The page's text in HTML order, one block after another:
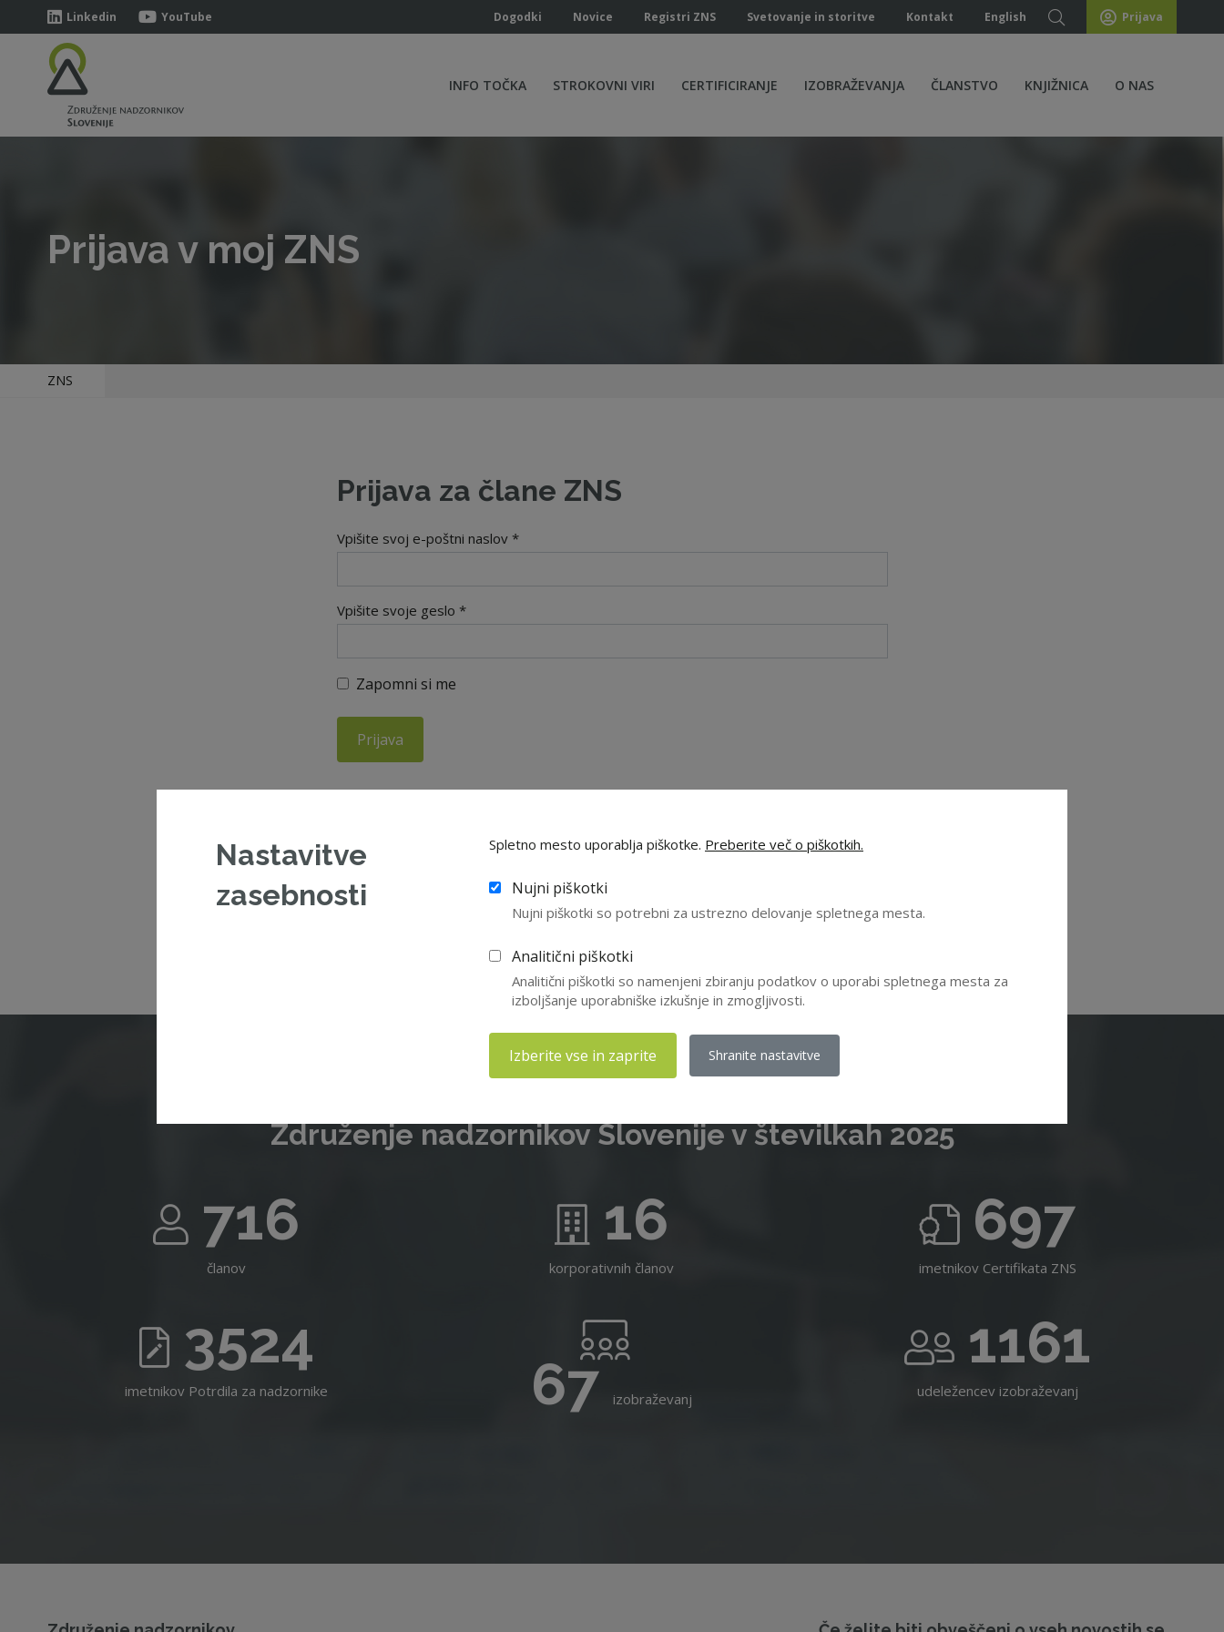
Linkedin YouTube Dogodki Novice Registri ZNS Svetovanje in storitve Kontakt English Prijava
INFO TOČKA STROKOVNI VIRI CERTIFICIRANJE IZOBRAŽEVANJA ČLANSTVO KNJIŽNICA O NAS
Prijava v moj ZNS
ZNS
Prijava za člane ZNS
Vpišite svoj e-poštni naslov *
Vpišite svoje geslo *
Zapomni si me
Prijava
V kolikor še niste član ZNS, vas vabimo da se nam pridružite in izkoristite vse ugodnosti
članstva. Letna članarina znaša 210 EUR, za upokojence pa 55 EUR.
Združenje nadzornikov Slovenije v številkah 2025
716
članov
16
korporativnih članov
697
imetnikov Certifikata ZNS
3524
imetnikov Potrdila za nadzornike 67izobraževanj
1161
udeležencev izobraževanj
Nastavitve
zasebnosti
Spletno mesto uporablja piškotke. Preberite več o piškotkih.
Nujni piškotki
Nujni piškotki so potrebni za ustrezno delovanje spletnega mesta.
Analitični piškotki
Analitični piškotki so namenjeni zbiranju podatkov o uporabi spletnega mesta za
izboljšanje uporabniške izkušnje in zmogljivosti.
Izberite vse in zaprite Shranite nastavitve